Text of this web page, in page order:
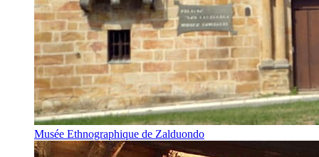
Musée Ethnographique de Zalduondo